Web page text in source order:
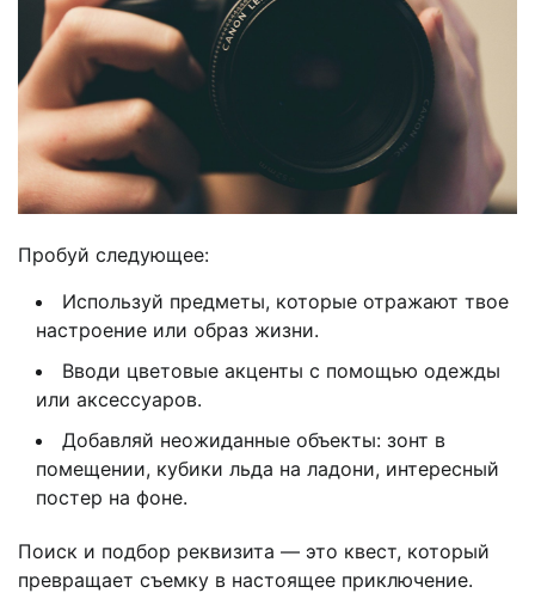
Пробуй следующее:
Используй предметы, которые отражают твое
настроение или образ жизни.
Вводи цветовые акценты с помощью одежды
или аксессуаров.
Добавляй неожиданные объекты: зонт в
помещении, кубики льда на ладони, интересный
постер на фоне.
Поиск и подбор реквизита — это квест, который
превращает съемку в настоящее приключение.